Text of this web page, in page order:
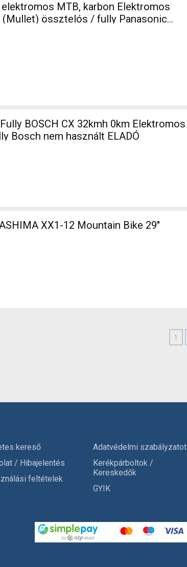
MTB, karbon Elektromos
(Mullet) össztelós / fully Panasonic
BOSCH CX 32kmh 0km Elektromos
Bosch nem használt ELADÓ
1
kereső
/ Hibajelentés
feltételek
Adatvédelmi szabályzatot
Kerékpárboltok /
Kereskedők
GYIK